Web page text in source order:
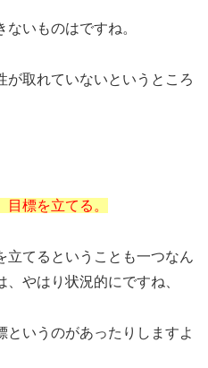
いものはですね。
が取れていないというところ
標を立てる。
立てるということも一つなん
やはり状況的にですね、
いうのがあったりしますよ